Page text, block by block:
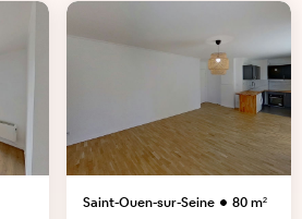
Saint-Ouen-sur-Seine 80m²